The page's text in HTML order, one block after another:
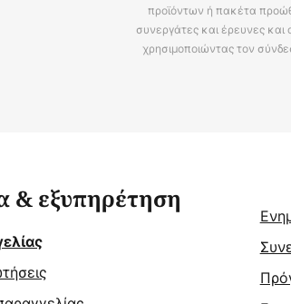
προϊόντων ή πακέτα
συνεργάτες και έρευνες και
χρησιμοποιώντας τον
& εξυπηρέτηση